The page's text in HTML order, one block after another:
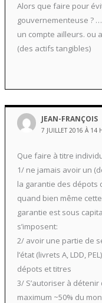
Alors que faire pour
gouvernementeuse ? …
un compte ailleurs. ou
(des actifs tangibles)
JEAN-FRANÇOIS
7 JUILLET 2016 À 14
Que faire à titre
1/ ne jamais avoir un
la garantie des dépots
quand bien même
garantie est sous
s’imposent:
2/ avoir une partie de
l’état (livrets A, LDD,
dépots et titres
3/ S’autoriser à
maximum ~50% du